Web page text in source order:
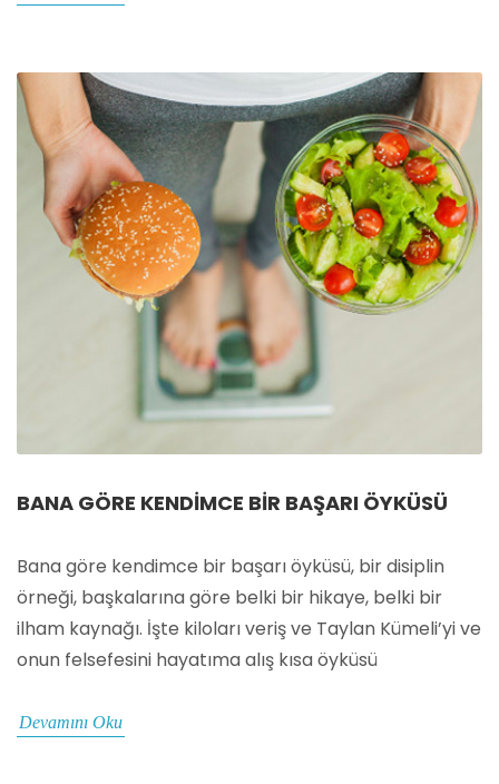
BANA GÖRE KENDIMCE BIR BAŞARI ÖYKÜSÜ
Bana göre kendimce bir başarı öyküsü, bir disiplin
örneği, başkalarına göre belki bir hikaye, belki bir
ilham kaynağı. İşte kiloları veriş ve Taylan Kümeli’yi ve
onun felsefesini hayatıma alış kısa öyküsü
Devamını Oku